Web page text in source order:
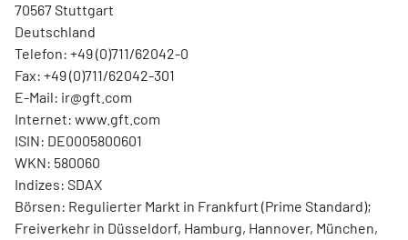
70567 Stuttgart
Deutschland
Telefon: +49 (0)711/62042-0
Fax: +49 (0)711/62042-301
E-Mail: ir@gft.com
Internet: www.gft.com
ISIN: DE0005800601
WKN: 580060
Indizes: SDAX
Börsen: Regulierter Markt in Frankfurt (Prime Standard);
Freiverkehr in Düsseldorf, Hamburg, Hannover, München,